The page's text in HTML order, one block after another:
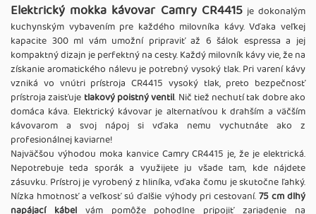
Elektrický mokka kávovar Camry CR4415je dokonalým
kuchynským vybavením pre každého milovníka kávy. Vďaka veľkej
kapacite 300 ml vám umožní pripraviť až 6 šálok espressa a jej
kompaktný dizajn je perfektný na cesty. Každý milovník kávy vie, že na
získanie aromatického nálevu je potrebný vysoký tlak. Pri varení kávy
vzniká vo vnútri prístroja CR4415 vysoký tlak, preto bezpečnosť
prístroja zaisťuje tlakový poistný ventil. Nič tiež nechutí tak dobre ako
domáca káva. Elektrický kávovar je alternatívou k drahším a väčším
kávovarom a svoj nápoj si vďaka nemu vychutnáte ako z
profesionálnej kaviarne!
Najväčšou výhodou moka kanvice Camry CR4415 je, že je elektrická.
Nepotrebuje teda sporák a využijete ju všade tam, kde nájdete
zásuvku. Prístroj je vyrobený z hliníka, vďaka čomu je skutočne ľahký.
Nízka hmotnosť a veľkosť sú ďalšie výhody pri cestovaní.75 cm dlhý
napájací kábelvám pomôže pohodlne pripojiť zariadenie na